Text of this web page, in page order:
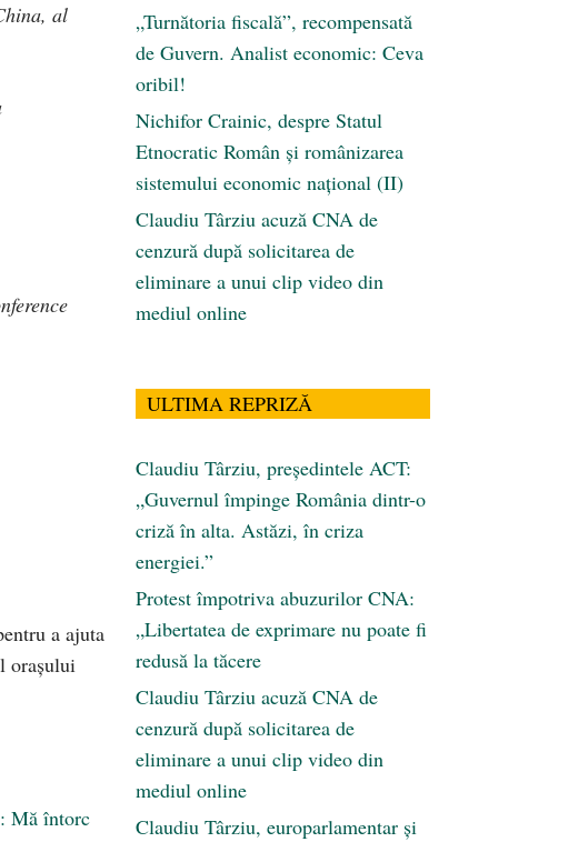
al
a ajuta
orașului
Mă întorc
„Turnătoria fiscală”, recompensată
de Guvern. Analist economic: Ceva
oribil!
Nichifor Crainic, despre Statul
Etnocratic Român şi românizarea
sistemului economic naţional (II)
Claudiu Târziu acuză CNA de
cenzură după solicitarea de
eliminare a unui clip video din
mediul online
ULTIMA REPRIZĂ
Claudiu Târziu, președintele ACT:
„Guvernul împinge România dintr-o
criză în alta. Astăzi, în criza
energiei.”
Protest împotriva abuzurilor CNA:
„Libertatea de exprimare nu poate fi
redusă la tăcere
Claudiu Târziu acuză CNA de
cenzură după solicitarea de
eliminare a unui clip video din
mediul online
Claudiu Târziu, europarlamentar și